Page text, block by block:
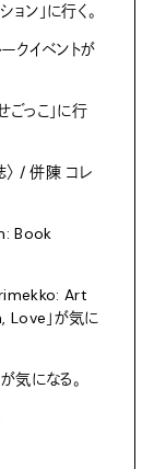
ン」に行く。
クイベントが
っこ」に行
〉 / 併陳 コレ
Book
Art
」が気に
気になる。